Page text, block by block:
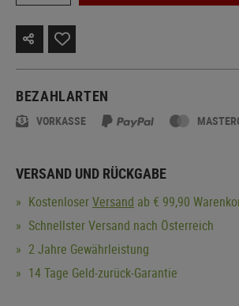
BEZAHLARTEN
VORKASSE
VERSAND UND RÜCKGABE
KostenloserVersand ab € 99,90
Schnellster Versand nach Österreich
2 Jahre Gewährleistung
14 Tage Geld-zurück-Garantie